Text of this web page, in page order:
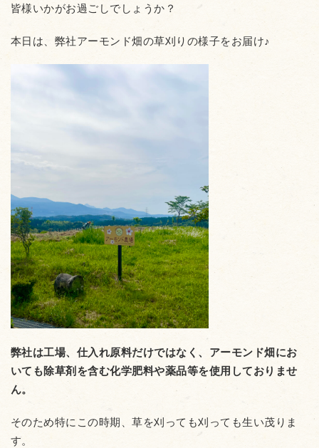
皆様いかがお過ごしでしょうか？
本日は、弊社アーモンド畑の草刈りの様子をお届け♪
弊社は工場、仕入れ原料だけではなく、アーモンド畑にお
いても除草剤を含む化学肥料や薬品等を使用しておりませ
ん。
そのため特にこの時期、草を刈っても刈っても生い茂りま
す。